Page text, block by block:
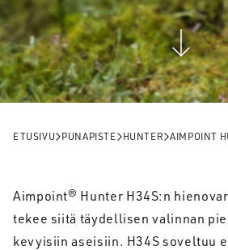
ETUSIVU PUNAPISTE HUNTER AIMPOINT
Aimpoint® Hunter H34S:n
tekee siitä täydellisen valinnan
kevyisiin aseisiin. H34S soveltuu